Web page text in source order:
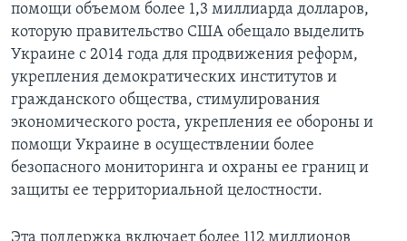
помощи объемом более 1,3 миллиарда долларов,
которую правительство США обещало выделить
Украине с 2014 года для продвижения реформ,
укрепления демократических институтов и
гражданского общества, стимулирования
экономического роста, укрепления ее обороны и
помощи Украине в осуществлении более
безопасного мониторинга и охраны ее границ и
защиты ее территориальной целостности.